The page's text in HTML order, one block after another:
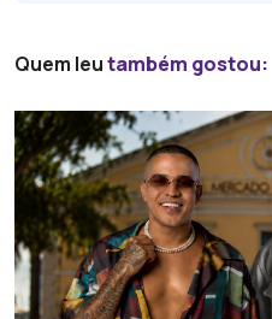
Quem leutambém gostou: